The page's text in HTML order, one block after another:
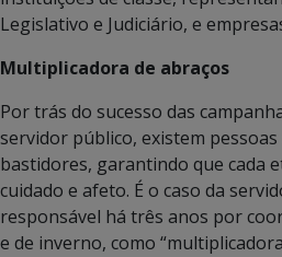
Legislativo e Judiciário, e
Multiplicadora de abraços
Por trás do sucesso das
servidor público, existem
bastidores, garantindo que cada
cuidado e afeto. É o caso da
responsável há três anos por
e de inverno, como